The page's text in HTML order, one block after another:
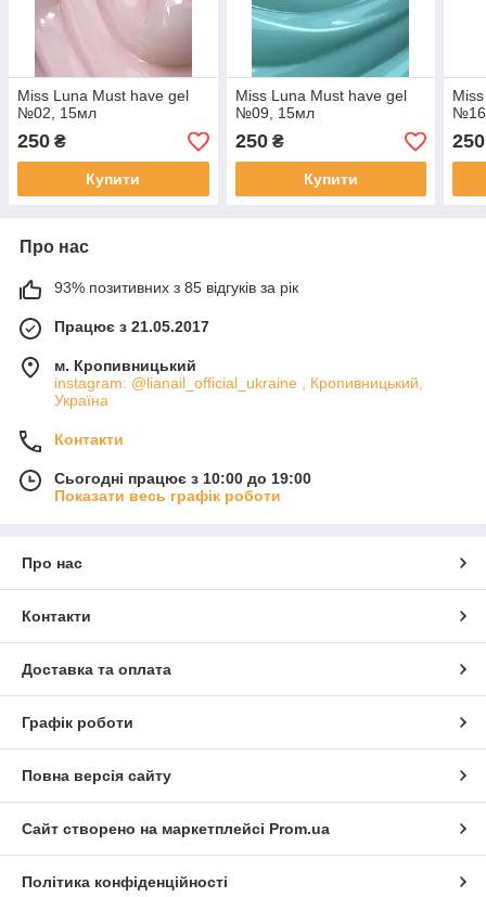
Miss Luna Must have gel
№02, 15мл
250 ₴
Купити
Miss Luna Must have gel
№09, 15мл
250₴
Купити
250
Про нас
93% позитивних з 85 відгуків за рік
Працює з 21.05.2017
м. Кропивницький
instagram: @lianail_official_ukraine , Кропивницький,
Україна
Контакти
Сьогодні працює з 10:00 до 19:00
Показати весь графік роботи
Про нас
Контакти
Доставка та оплата
Графік роботи
Повна версія сайту
Сайт створено на маркетплейсі Prom.ua
Політика конфіденційності